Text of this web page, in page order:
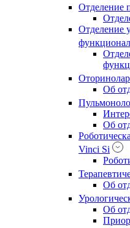
Отделение
Отделение
Об
Об
Vinci Si
Об
Об